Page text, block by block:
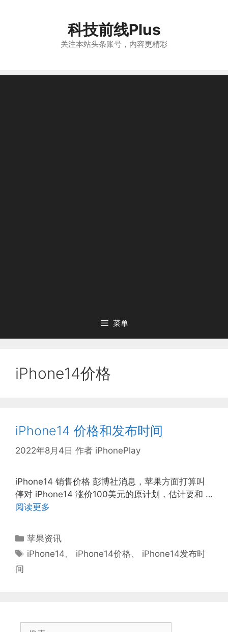
科技前线Plus
关注本站头条账号，内容更精彩
菜单
iPhone14价格
iPhone14 价格和发布时间
2022年8月4日 作者 iPhonePlay
iPhone14 销售价格 彭博社消息，苹果方面打算叫
停对 iPhone14 涨价100美元的原计划，估计要和 …
阅读更多
分
类
苹果资讯
标
iPhone14、 iPhone14价格、 iPhone14发布时
间